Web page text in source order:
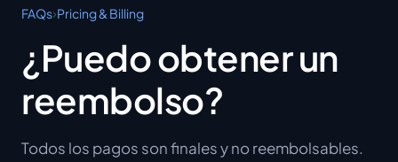
FAQs›Pricing & Billing
¿Puedo obtener un
reembolso?
Todos los pagos son finales y no reembolsables.